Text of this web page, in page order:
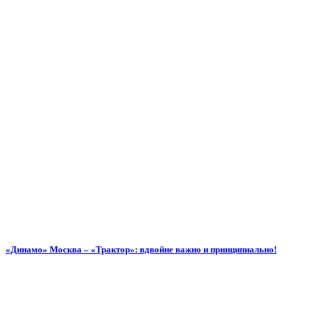
«Динамо» Москва – «Трактор»: вдвойне важно и принципиально!